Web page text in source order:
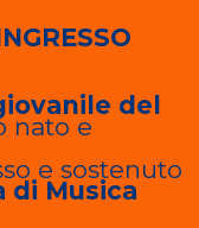
del
nato e
e sostenuto
di Musica